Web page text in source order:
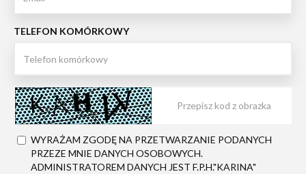
TELEFON KOMÓRKOWY
WYRAŻAM ZGODĘ NA PRZETWARZANIE PODANYCH
PRZEZE MNIE DANYCH OSOBOWYCH.
ADMINISTRATOREM DANYCH JEST F.P.H."KARINA"